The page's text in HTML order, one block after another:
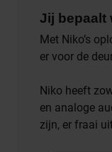
Jij bepaalt
Met Niko’s
er voor de
Niko heeft
en analoge
zijn, er fraai